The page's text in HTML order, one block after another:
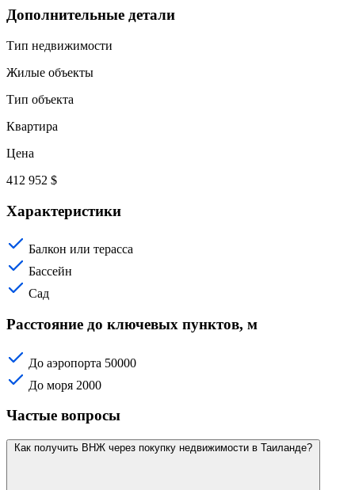
Дополнительные детали
Тип недвижимости
Жилые объекты
Тип объекта
Квартира
Цена
412 952 $
Характеристики
Балкон или терасса
Бассейн
Сад
Расстояние до ключевых пунктов, м
До аэропорта 50000
До моря 2000
Частые вопросы
Как получить ВНЖ через покупку недвижимости в Таиланде?